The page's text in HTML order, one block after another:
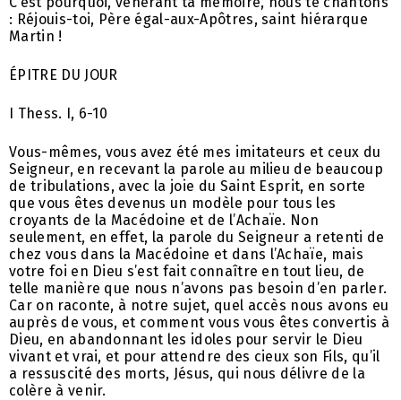
: Réjouis-toi, Père égal-aux-Apôtres, saint hiérarque
Martin !
ÉPITRE DU JOUR
I Thess. I, 6-10
Vous-mêmes, vous avez été mes imitateurs et ceux du
Seigneur, en recevant la parole au milieu de beaucoup
de tribulations, avec la joie du Saint Esprit, en sorte
que vous êtes devenus un modèle pour tous les
croyants de la Macédoine et de l’Achaïe. Non
seulement, en effet, la parole du Seigneur a retenti de
chez vous dans la Macédoine et dans l’Achaïe, mais
votre foi en Dieu s’est fait connaître en tout lieu, de
telle manière que nous n’avons pas besoin d’en parler.
Car on raconte, à notre sujet, quel accès nous avons eu
auprès de vous, et comment vous vous êtes convertis à
Dieu, en abandonnant les idoles pour servir le Dieu
vivant et vrai, et pour attendre des cieux son Fils, qu’il
a ressuscité des morts, Jésus, qui nous délivre de la
colère à venir.